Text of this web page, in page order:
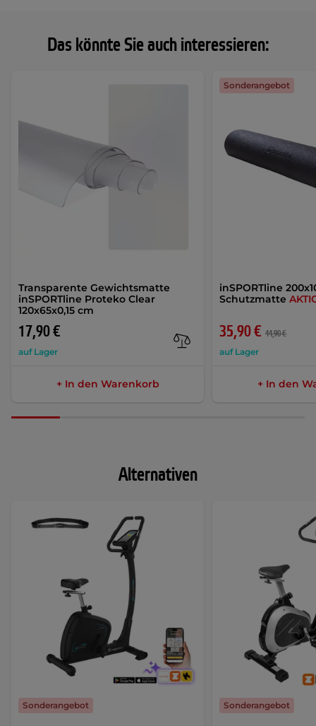
Das könnte Sie auch interessieren:
Transparente Gewichtsmatte
inSPORTline Proteko Clear
120x65x0,15 cm
17,90 €
auf Lager
+ In den Warenkorb
inSPORTline
Schutzmatte
35,90 € 44,90 €
auf Lager
Sonderangebot
+ In den
Alternativen
Sonderangebot Sonderangebot